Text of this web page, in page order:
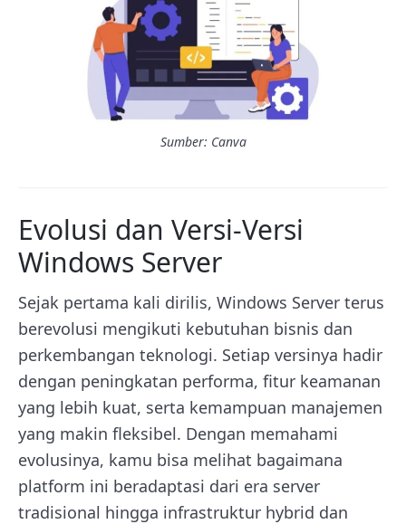
Sumber: Canva
Evolusi dan Versi-Versi
Windows Server
Sejak pertama kali dirilis, Windows Server terus
berevolusi mengikuti kebutuhan bisnis dan
perkembangan teknologi. Setiap versinya hadir
dengan peningkatan performa, fitur keamanan
yang lebih kuat, serta kemampuan manajemen
yang makin fleksibel. Dengan memahami
evolusinya, kamu bisa melihat bagaimana
platform ini beradaptasi dari era server
tradisional hingga infrastruktur hybrid dan